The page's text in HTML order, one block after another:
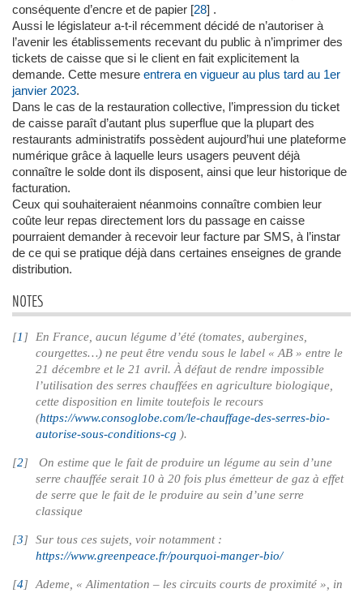
conséquente d’encre et de papier [28] .
Aussi le législateur a-t-il récemment décidé de n’autoriser à
l’avenir les établissements recevant du public à n’imprimer des
tickets de caisse que si le client en fait explicitement la
demande. Cette mesure entrera en vigueur au plus tard au 1er
janvier 2023.
Dans le cas de la restauration collective, l’impression du ticket
de caisse paraît d’autant plus superflue que la plupart des
restaurants administratifs possèdent aujourd’hui une plateforme
numérique grâce à laquelle leurs usagers peuvent déjà
connaître le solde dont ils disposent, ainsi que leur historique de
facturation.
Ceux qui souhaiteraient néanmoins connaître combien leur
coûte leur repas directement lors du passage en caisse
pourraient demander à recevoir leur facture par SMS, à l’instar
de ce qui se pratique déjà dans certaines enseignes de grande
distribution.
NOTES
[1 ]
En France, aucun légume d’été (tomates, aubergines,
courgettes…) ne peut être vendu sous le label « AB » entre le
21 décembre et le 21 avril. À défaut de rendre impossible
l’utilisation des serres chauffées en agriculture biologique,
cette disposition en limite toutefois le recours
(https://www.consoglobe.com/le-chauffage-des-serres-bio-
autorise-sous-conditions-cg ).
[2]
On estime que le fait de produire un légume au sein d’une
serre chauffée serait 10 à 20 fois plus émetteur de gaz à effet
de serre que le fait de le produire au sein d’une serre
classique
[3]
Sur tous ces sujets, voir notamment :
https://www.greenpeace.fr/pourquoi-manger-bio/
[4]
Ademe, « Alimentation – les circuits courts de proximité », in